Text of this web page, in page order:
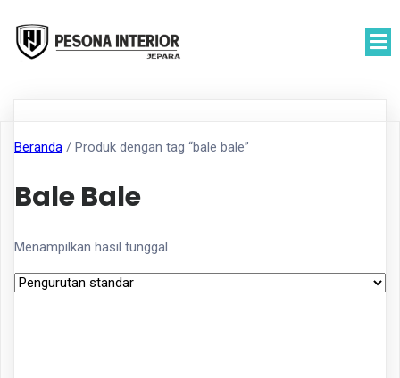
Beranda / Produk dengan tag “bale bale”
Bale Bale
Menampilkan hasil tunggal